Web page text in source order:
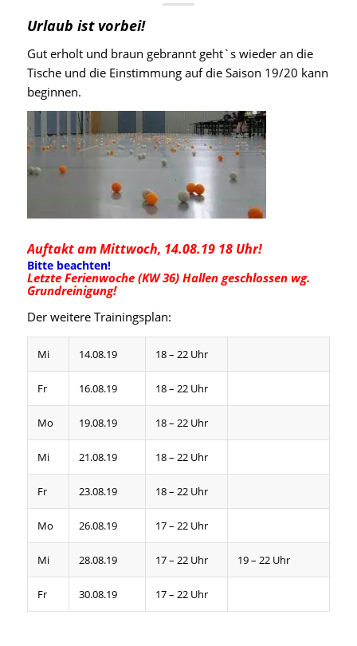
Urlaub ist vorbei!
Gut erholt und braun gebrannt geht`s wieder an die
Tische und die Einstimmung auf die Saison 19/20 kann
beginnen.
Auftakt am Mittwoch, 14.08.19 18 Uhr!
Bitte beachten!
Letzte Ferienwoche (KW 36) Hallen geschlossen wg.
Grundreinigung!
Der weitere Trainingsplan:
Mi 14.08.19 18 – 22 Uhr
Fr 16.08.19 18 – 22 Uhr
Mo 19.08.19 18 – 22 Uhr
Mi 21.08.19 18 – 22 Uhr
Fr 23.08.19 18 – 22 Uhr
Mo 26.08.19 17 – 22 Uhr
Mi 28.08.19 17 – 22 Uhr 19 – 22 Uhr
Fr 30.08.19 17 – 22 Uhr